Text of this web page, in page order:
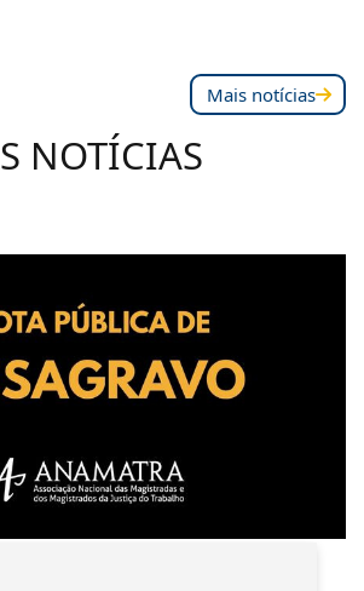
Mais notícias
NOTÍCIAS